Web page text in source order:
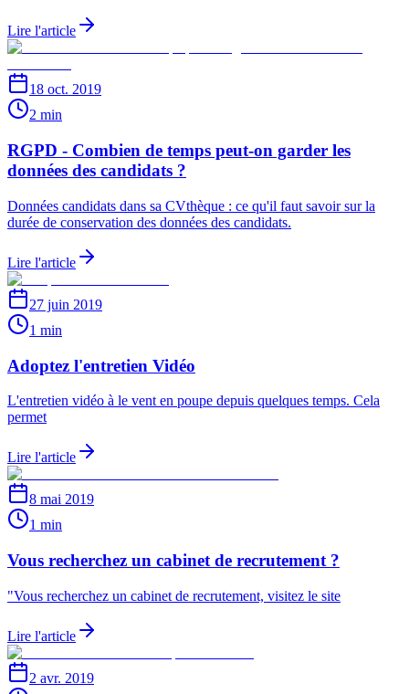
Lire l'article
18 oct. 2019
2 min
RGPD - Combien de temps peut-on garder les
données des candidats ?
Données candidats dans sa CVthèque : ce qu'il faut savoir sur la
durée de conservation des données des candidats.
Lire l'article
27 juin 2019
1 min
Adoptez l'entretien Vidéo
L'entretien vidéo à le vent en poupe depuis quelques temps. Cela
permet
Lire l'article
8 mai 2019
1 min
Vous recherchez un cabinet de recrutement ?
"Vous recherchez un cabinet de recrutement, visitez le site
Lire l'article
2 avr. 2019